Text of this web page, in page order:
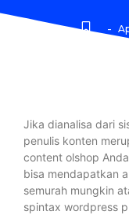
-
Jika dianalisa dari
penulis konten
content olshop
bisa mendapatkan
semurah mungkin
spintax wordpress